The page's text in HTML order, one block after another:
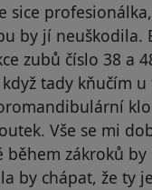
sice
by jí neuškodila.
zubů číslo 38 a
tady kňučím
Vše se mi
během zákroků
by chápat, že ty